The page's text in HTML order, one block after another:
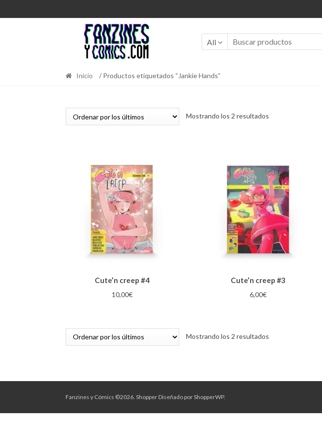
a
navegación
al
contenido
All
Inicio / Productos etiquetados “Jankie Hands”
Mostrando los 2 resultadosOrdenado
Cute’n creep #4
10,00€
Cute’n creep #3
6,00€
Mostrando los 2 resultadosOrdenado
Fanzines y Cómics ©2026. ShopperDiseñado porShopperWP.